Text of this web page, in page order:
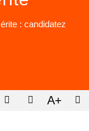
: candidatez
A+